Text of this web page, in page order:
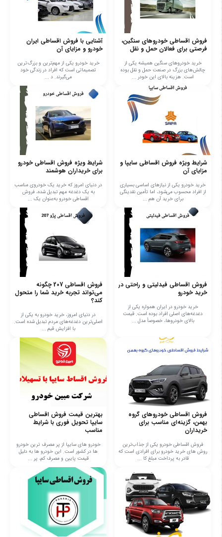
فروش اقساطی خودروهای سنگین،
فرصتی برای فعالان حمل و نقل
خرید خودروهای سنگین همیشه یکی از
چالش‌های بزرگ در صنعت حمل و نقل بوده
است. هزینه بالای این خودر ...
آشنایی با فروش اقساطی ایران
خودرو و مزایای آن
خرید خودرو یکی از مهم‌ترین و بزرگ‌ترین
تصمیماتی است که افراد در زندگی خود
می‌گیرند. د ...
شرایط ویژه فروش اقساطی سایپا و
مزایای آن
خرید خودرو یکی از نیازهای اساسی بسیاری
از افراد محسوب می‌شود، اما تأمین نقدینگی
برای خرید آن هم ...
شرایط ویژه فروش اقساطی خودرو
برای خریداران هوشمند
در دنیای امروز که خرید یک خودروی مناسب
به یک دغدغه مهم تبدیل شده، فروش
اقساطی خودرو به‌عنوان یک ...
فروش اقساطی فیدلیتی و راحتی در
خرید خودرو
خرید خودرو در ایران همواره یکی از
دغدغه‌های اصلی افراد بوده است. قیمت
بالای خودروها، خصوصاً مدل ...
فروش اقساطی 207 چگونه
می‌تواند تجربه خرید شما را متحول
کند؟
در دنیای امروز، خرید خودرو به یکی از
اصلی‌ترین دغدغه‌های مردم تبدیل شده است.
با افزایش قیم ...
فروش اقساطی خودروهای گروه
بهمن، گزینه‌ای مناسب برای
خریداران
فروش اقساطی خودرو یکی از جذاب‌ترین
روش های خرید خودرو برای افرادی است که
قادر به پرداخت مبلغ کا ...
بهترین قیمت فروش اقساطی
سایپا تحویل فوری با شرایط
مناسب
خودرو های سایپا از پر مصرف ترین خودرو
ها در کشور است. این خودرو ها به دلیل
قیمت پایین و مصرف کم، پر ...